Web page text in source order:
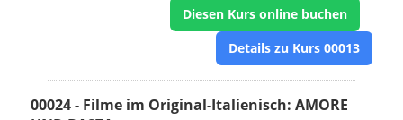
Diesen Kurs online buchen
Details zu Kurs 00013
00024 - Filme im Original-Italienisch: AMORE